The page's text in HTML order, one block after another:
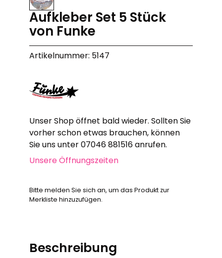
Aufkleber Set 5 Stück
von Funke
Artikelnummer: 5147
Unser Shop öffnet bald wieder. Sollten Sie
vorher schon etwas brauchen, können
Sie uns unter 07046 881516 anrufen.
Unsere Öffnungszeiten
Bitte melden Sie sich an, um das Produkt zur
Merkliste hinzuzufügen.
Beschreibung